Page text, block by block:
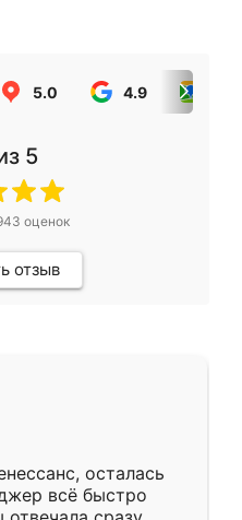
5.0 4.9
5
оценок
отзыв
осталась
всё быстро